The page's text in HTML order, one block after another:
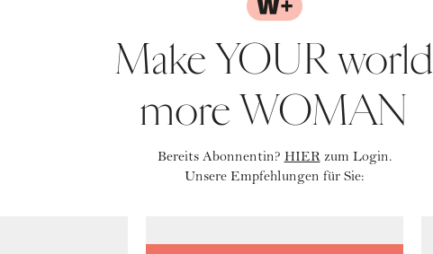
Make YOUR world
more WOMAN
Bereits Abonnentin? HIERzum Login.
Unsere Empfehlungen für Sie: